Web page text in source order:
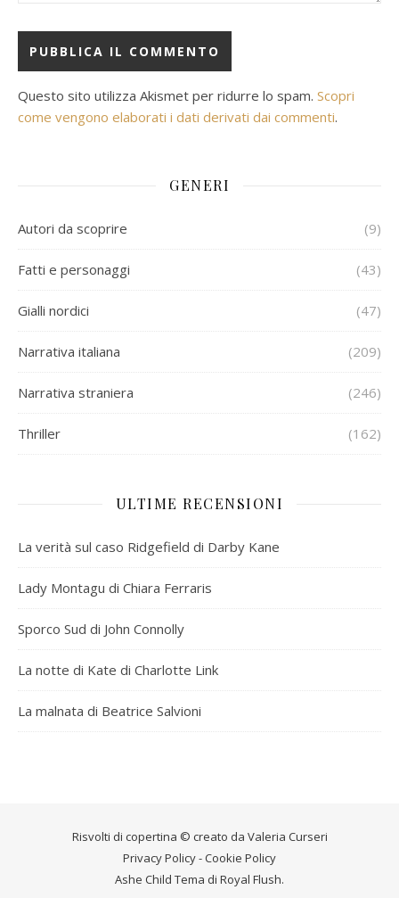
Questo sito utilizza Akismet per ridurre lo spam. Scopri
come vengono elaborati i dati derivati dai commenti.
GENERI
Autori da scoprire (9)
Fatti e personaggi (43)
Gialli nordici (47)
Narrativa italiana (209)
Narrativa straniera (246)
Thriller (162)
ULTIME RECENSIONI
La verità sul caso Ridgefield di Darby Kane
Lady Montagu di Chiara Ferraris
Sporco Sud di John Connolly
La notte di Kate di Charlotte Link
La malnata di Beatrice Salvioni
Risvolti di copertina © creato da Valeria Curseri
Privacy Policy-Cookie Policy
Ashe Child Tema di Royal Flush.